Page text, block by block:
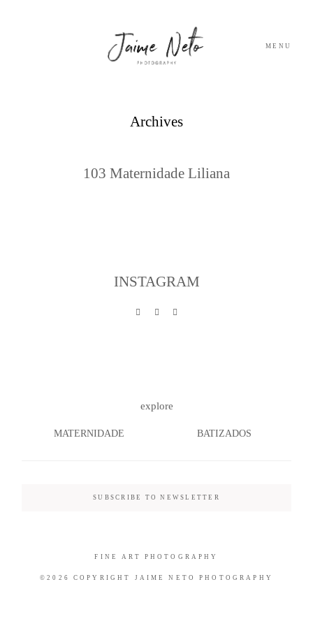
MENU
Archives
103 Maternidade Liliana
CONTACTO
PHOTOGRAPHY
INSTAGRAM
explore
MATERNIDADE BATIZADOS
SUBSCRIBE TO NEWSLETTER
©2026 COPYRIGHT JAIME NETO PHOTOGRAPHY
FINE ART PHOTOGRAPHY